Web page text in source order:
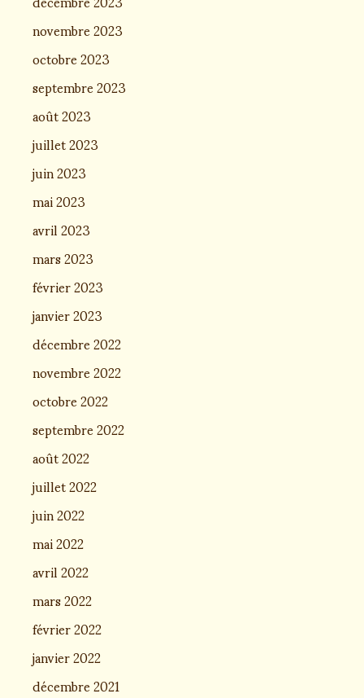
novembre 2023
octobre 2023
septembre 2023
août 2023
juillet 2023
juin 2023
mai 2023
avril 2023
mars 2023
février 2023
janvier 2023
décembre 2022
novembre 2022
octobre 2022
septembre 2022
août 2022
juillet 2022
juin 2022
mai 2022
avril 2022
mars 2022
février 2022
janvier 2022
décembre 2021